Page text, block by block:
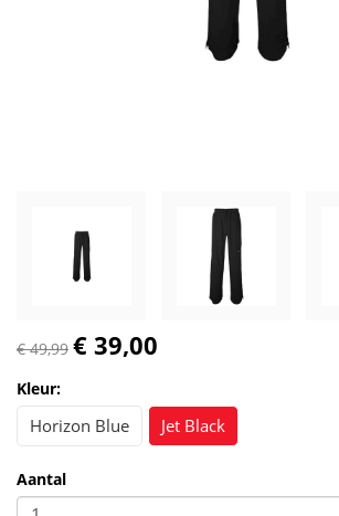
€ 49,99 € 39,00
Kleur:
Horizon Blue Jet Black
Aantal